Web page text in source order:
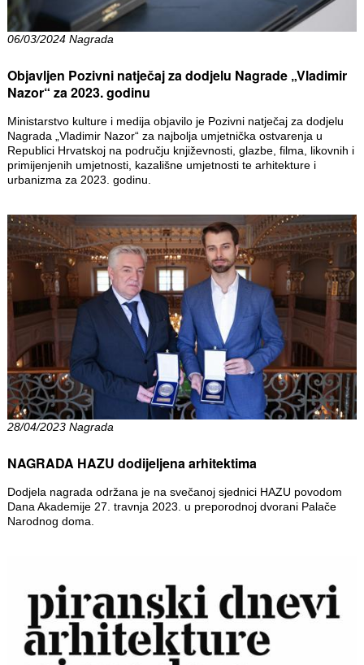
06/03/2024 Nagrada
Objavljen Pozivni natječaj za dodjelu Nagrade „Vladimir
Nazor“ za 2023. godinu
Ministarstvo kulture i medija objavilo je Pozivni natječaj za dodjelu
Nagrada „Vladimir Nazor“ za najbolja umjetnička ostvarenja u
Republici Hrvatskoj na području književnosti, glazbe, filma, likovnih i
primijenjenih umjetnosti, kazališne umjetnosti te arhitekture i
urbanizma za 2023. godinu.
28/04/2023 Nagrada
NAGRADA HAZU dodijeljena arhitektima
Dodjela nagrada održana je na svečanoj sjednici HAZU povodom
Dana Akademije 27. travnja 2023. u preporodnoj dvorani Palače
Narodnog doma.